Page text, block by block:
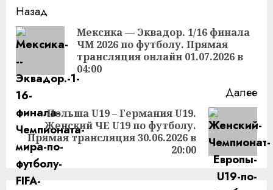
Продолжить
чтение
Назад
Мексика — Эквадор. 1/16 финала
ЧМ 2026 по футболу. Прямая
трансляция онлайн 01.07.2026 в
04:00
Далее
Следующая
запись:
Польша U19 – Германия U19.
Женский ЧЕ U19 по футболу.
Прямая трансляция 30.06.2026 в
20:00